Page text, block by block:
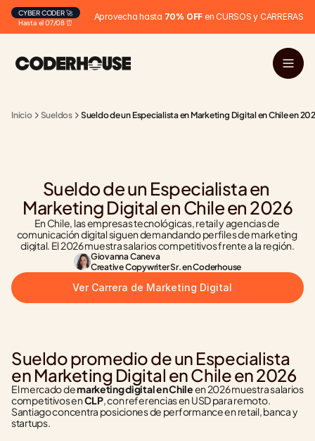
Hasta el 07/08 ⏰
CYBER CODER 🚀 Aprovecha hasta 70% OFF en CURSOS y CARRERAS
Inicio Sueldos Sueldo de un Especialista en Marketing Digital en Chile en
Sueldo de un Especialista en
Marketing Digital en Chile en 2026
En Chile, las empresas tecnológicas, retail y agencias de
comunicación digital siguen demandando perfiles de marketing
digital. El 2026 muestra salarios competitivos frente a la región.
Giovanna Caneva
Creative Copywriter Sr. en Coderhouse
Ver Carrera de Marketing Digital
Sueldo promedio de un Especialista
en Marketing Digital en Chile en 2026
El mercado de marketing digital en Chile en 2026 muestra salarios
competitivos en CLP, con referencias en USD para remoto.
Santiago concentra posiciones de performance en retail, banca y
startups.